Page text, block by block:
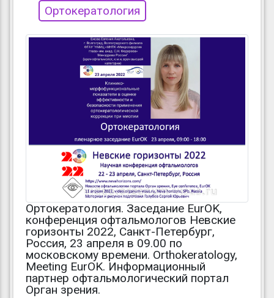
Ортокератология
Ортокератология. Заседание EurOK,
конференция офтальмологов Невские
горизонты 2022, Санкт-Петербург,
Россия, 23 апреля в 09.00 по
московскому времени. Orthokeratology,
Meeting EurOK. Информационный
партнер офтальмологический портал
Орган зрения.